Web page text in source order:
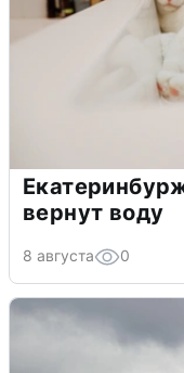
вернут воду
8 августа 0